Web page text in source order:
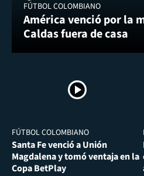
FÚTBOL COLOMBIANO
América venció por la
Caldas fuera de casa
FÚTBOL COLOMBIANO
Santa Fe venció a Unión
Magdalena y tomó ventaja en la
Copa BetPlay